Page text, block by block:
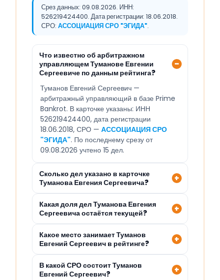
Срез данных: 09.08.2026. ИНН:
526219424400. Дата регистрации: 18.06.2018.
СРО: АССОЦИАЦИЯ СРО "ЭГИДА".
Что известно об арбитражном
управляющем Туманове Евгении
Сергеевиче по данным рейтинга?
Туманов Евгений Сергеевич —
арбитражный управляющий в базе Prime
Bankrot. В карточке указаны: ИНН
526219424400, дата регистрации
18.06.2018, СРО — АССОЦИАЦИЯ СРО
"ЭГИДА". По последнему срезу от
09.08.2026 учтено 15 дел.
Сколько дел указано в карточке
Туманова Евгения Сергеевича?
Какая доля дел Туманова Евгения
Сергеевича остаётся текущей?
Какое место занимает Туманов
Евгений Сергеевич в рейтинге?
В какой СРО состоит Туманов
Евгений Сергеевич?